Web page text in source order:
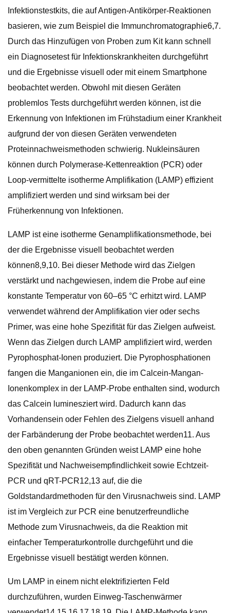
Infektionstestkits, die auf Antigen-Antikörper-Reaktionen
basieren, wie zum Beispiel die Immunchromatographie6,7.
Durch das Hinzufügen von Proben zum Kit kann schnell
ein Diagnosetest für Infektionskrankheiten durchgeführt
und die Ergebnisse visuell oder mit einem Smartphone
beobachtet werden. Obwohl mit diesen Geräten
problemlos Tests durchgeführt werden können, ist die
Erkennung von Infektionen im Frühstadium einer Krankheit
aufgrund der von diesen Geräten verwendeten
Proteinnachweismethoden schwierig. Nukleinsäuren
können durch Polymerase-Kettenreaktion (PCR) oder
Loop-vermittelte isotherme Amplifikation (LAMP) effizient
amplifiziert werden und sind wirksam bei der
Früherkennung von Infektionen.
LAMP ist eine isotherme Genamplifikationsmethode, bei
der die Ergebnisse visuell beobachtet werden
können8,9,10. Bei dieser Methode wird das Zielgen
verstärkt und nachgewiesen, indem die Probe auf eine
konstante Temperatur von 60–65 °C erhitzt wird. LAMP
verwendet während der Amplifikation vier oder sechs
Primer, was eine hohe Spezifität für das Zielgen aufweist.
Wenn das Zielgen durch LAMP amplifiziert wird, werden
Pyrophosphat-Ionen produziert. Die Pyrophosphationen
fangen die Manganionen ein, die im Calcein-Mangan-
Ionenkomplex in der LAMP-Probe enthalten sind, wodurch
das Calcein luminesziert wird. Dadurch kann das
Vorhandensein oder Fehlen des Zielgens visuell anhand
der Farbänderung der Probe beobachtet werden11. Aus
den oben genannten Gründen weist LAMP eine hohe
Spezifität und Nachweisempfindlichkeit sowie Echtzeit-
PCR und qRT-PCR12,13 auf, die die
Goldstandardmethoden für den Virusnachweis sind. LAMP
ist im Vergleich zur PCR eine benutzerfreundliche
Methode zum Virusnachweis, da die Reaktion mit
einfacher Temperaturkontrolle durchgeführt und die
Ergebnisse visuell bestätigt werden können.
Um LAMP in einem nicht elektrifizierten Feld
durchzuführen, wurden Einweg-Taschenwärmer